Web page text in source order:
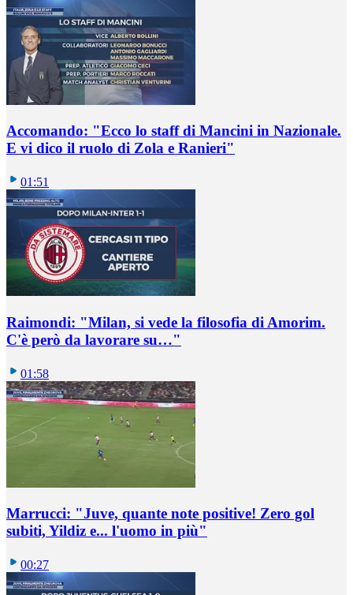
Accomando: "Ecco lo staff di Mancini in Nazionale.
E vi dico il ruolo di Zola e Ranieri"
01:51
Raimondi: "Milan, si vede la filosofia di Amorim.
C'è però da lavorare su…"
01:58
Marrucci: "Juve, quante note positive! Zero gol
subiti, Yildiz e... l'uomo in più"
00:27